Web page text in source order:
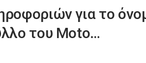
για το
του Moto…